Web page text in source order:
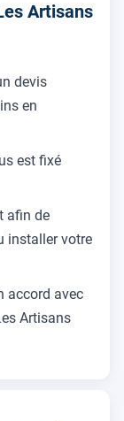
Artisans
devis
en
est fixé
afin de
installer votre
accord avec
Artisans